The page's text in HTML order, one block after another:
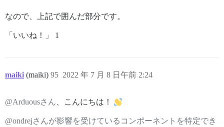
なので、上記で囲んだ部分です。
「いいね！」 1
maiki (maiki) 2022 年 7 月 8 日午前 2:24
95
@Arduousさん 、こんにちは！
@ondrejさんが影響を受けているコンポーネントを特定でき